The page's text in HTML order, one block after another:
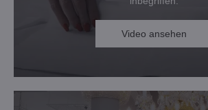
Video ansehen